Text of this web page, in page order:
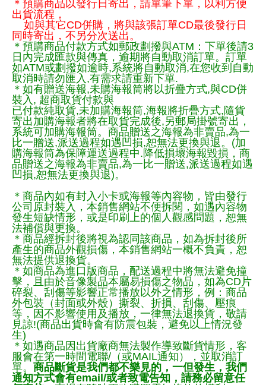
＊預購商品以發行日寄出，請單筆下單，以利方便
出貨流程，
如與其它CD併購，將與該張訂單CD最後發行日
同時寄出，不另分次送出。
＊預購商品付款方式如郵政劃撥與ATM：下單後請3
日內完成匯款與傳真，逾期將自動取消訂單。訂單
如ATM或劃撥如逾時,系統將自動取消,在您收到自動
取消時請勿匯入,有需求請重新下單.
＊如有贈送海報,未購海報筒將以折疊方式,與CD併
裝入, 超商取貨付款與
已付款純取貨,未加購海報筒,海報將折疊方式,隨貨
寄出加購海報者將在取貨完成後,另郵局掛號寄出，
系統可加購海報筒。商品贈送之海報為非賣品,為一
比一贈送,派送過程如遇凹損,恕無法更換與退。(加
購海報筒為保障運送過程中.降低損壞海報毀損，商
品贈送之海報為非賣品,為一比一贈送,派送過程如遇
凹損,恕無法更換與退)。
＊商品內如有封入小卡或海報等內容物，皆由發行
公司原封裝入，本銷售網站不便拆閱，如遇內容物
發生短缺情形，或是印刷上的個人觀感問題，恕無
法補償與更換。
＊商品經拆封後將視為認同該商品，如為拆封後所
產生的商品外觀損傷，本銷售網站一概不負責，恕
無法提供退換貨。
＊如商品為進口版商品，配送過程中將無法避免撞
擊，且由於音像製品本屬易損傷之物品，如為CD片
碎裂、刮傷等影響正常播放以外之情形，例：商品
外包裝（封面或外殼）撕裂、折損、刮傷、壓痕
等，因不影響使用及播放，一律無法退換貨，敬請
見諒!(商品出貨時會有防震包裝，避免以上情況發
生)
＊如遇商品因出貨廠商無法製作導致斷貨情形，客
服會在第一時間電聯/（或MAIL通知），並取消訂
單。 商品斷貨是我們都不樂見的，一但發生，我們
通知方式會有email/或者致電告知，請務必留意任